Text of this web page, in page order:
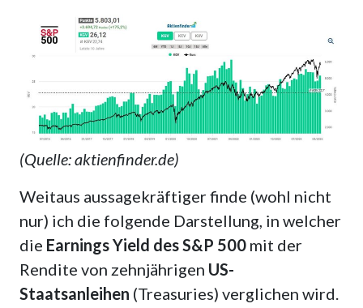
(Quelle: aktienfinder.de)
Weitaus aussagekräftiger finde (wohl nicht
nur) ich die folgende Darstellung, in welcher
die Earnings Yield des S&P 500 mit der
Rendite von zehnjährigen US-
Staatsanleihen (Treasuries) verglichen wird.